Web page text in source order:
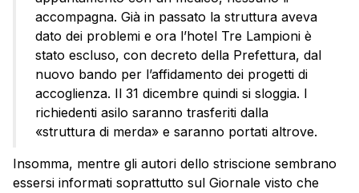
accompagna. Già in passato la struttura aveva
dato dei problemi e ora l’hotel Tre Lampioni è
stato escluso, con decreto della Prefettura, dal
nuovo bando per l’affidamento dei progetti di
accoglienza. Il 31 dicembre quindi si sloggia. I
richiedenti asilo saranno trasferiti dalla
«struttura di merda» e saranno portati altrove.
Insomma, mentre gli autori dello striscione sembrano
essersi informati soprattutto sul Giornale visto che